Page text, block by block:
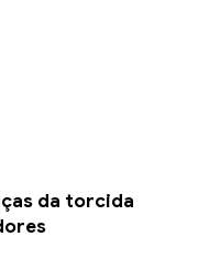
da torcida